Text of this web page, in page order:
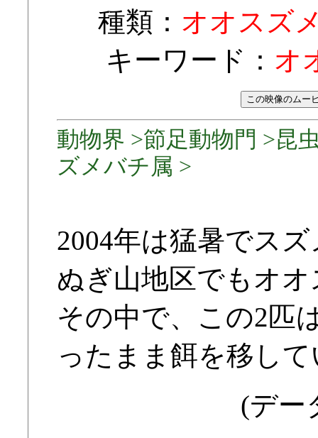
種類： オオスズ
キーワード： オ
動物界 >節足動物門 >昆
ズメバチ属 >
2004年は猛暑でス
ぬぎ山地区でもオ
その中で、この2匹
ったまま餌を移し
(デー